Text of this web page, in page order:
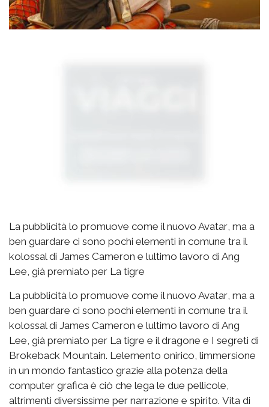
La pubblicità lo promuove come il nuovo Avatar, ma a
ben guardare ci sono pochi elementi in comune tra il
kolossal di James Cameron e lultimo lavoro di Ang
Lee, già premiato per La tigre
La pubblicità lo promuove come il nuovo Avatar, ma a
ben guardare ci sono pochi elementi in comune tra il
kolossal di James Cameron e lultimo lavoro di Ang
Lee, già premiato per La tigre e il dragone e I segreti di
Brokeback Mountain. Lelemento onirico, limmersione
in un mondo fantastico grazie alla potenza della
computer grafica è ciò che lega le due pellicole,
altrimenti diversissime per narrazione e spirito. Vita di